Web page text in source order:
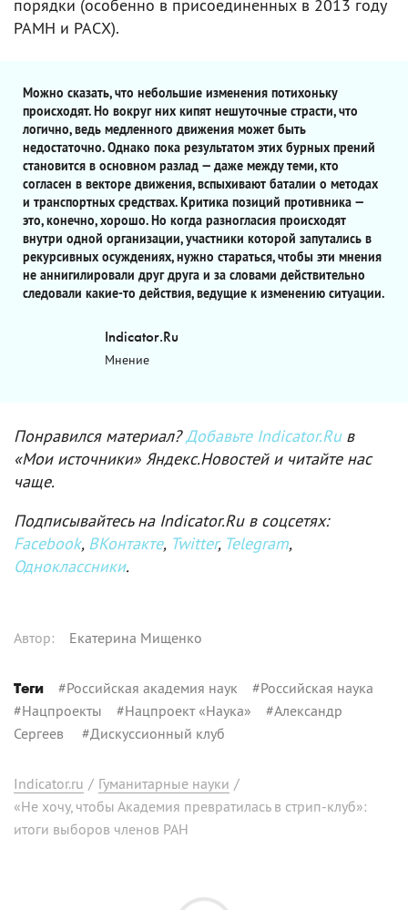
порядки (особенно в присоединенных в 2013 году
РАМН и РАСХ).
Можно сказать, что небольшие изменения потихоньку
происходят. Но вокруг них кипят нешуточные страсти, что
логично, ведь медленного движения может быть
недостаточно. Однако пока результатом этих бурных прений
становится в основном разлад — даже между теми, кто
согласен в векторе движения, вспыхивают баталии о методах
и транспортных средствах. Критика позиций противника —
это, конечно, хорошо. Но когда разногласия происходят
внутри одной организации, участники которой запутались в
рекурсивных осуждениях, нужно стараться, чтобы эти мнения
не аннигилировали друг друга и за словами действительно
следовали какие-то действия, ведущие к изменению ситуации.
Indicator.Ru
Мнение
Понравился материал?Добавьте Indicator.Ruв
«Мои источники» Яндекс.Новостей и читайте нас
чаще.
Подписывайтесь на Indicator.Ru в соцсетях:
Facebook, ВКонтакте, Twitter, Telegram,
Одноклассники.
Автор: Екатерина Мищенко
Теги #Российская академия наук #Российская наука
#Нацпроекты #Нацпроект «Наука» #Александр
Сергеев
#Дискуссионный клуб
Indicator.ru / Гуманитарные науки /
«Не хочу, чтобы Академия превратилась в стрип-клуб»:
итоги выборов членов РАН